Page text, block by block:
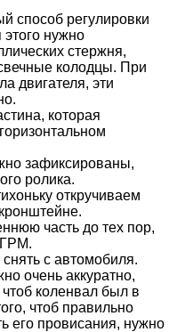
способ регулировки
нужно
стержня,
колодцы. При
двигателя, эти
которая
зафиксированы,
ролика.
откручиваем
часть до тех пор,
ГРМ.
с автомобиля.
очень аккуратно,
коленвал был в
чтоб правильно
его провисания, нужно